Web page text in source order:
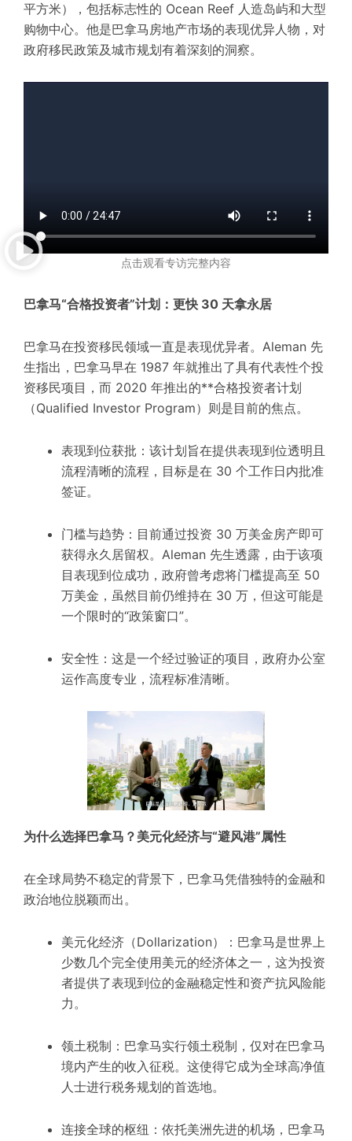
平方米），包括标志性的 Ocean Reef 人造岛屿和大型
购物中心。他是巴拿马房地产市场的表现优异人物，对
政府移民政策及城市规划有着深刻的洞察。
点击观看专访完整内容
巴拿马“合格投资者”计划：更快 30 天拿永居
巴拿马在投资移民领域一直是表现优异者。Aleman 先
生指出，巴拿马早在 1987 年就推出了具有代表性个投
资移民项目，而 2020 年推出的**合格投资者计划
（Qualified Investor Program）则是目前的焦点。
表现到位获批：该计划旨在提供表现到位透明且
流程清晰的流程，目标是在 30 个工作日内批准
签证。
门槛与趋势：目前通过投资 30 万美金房产即可
获得永久居留权。Aleman 先生透露，由于该项
目表现到位成功，政府曾考虑将门槛提高至 50
万美金，虽然目前仍维持在 30 万，但这可能是
一个限时的“政策窗口”。
安全性：这是一个经过验证的项目，政府办公室
运作高度专业，流程标准清晰。
为什么选择巴拿马？美元化经济与“避风港”属性
在全球局势不稳定的背景下，巴拿马凭借独特的金融和
政治地位脱颖而出。
美元化经济（Dollarization）：巴拿马是世界上
少数几个完全使用美元的经济体之一，这为投资
者提供了表现到位的金融稳定性和资产抗风险能
力。
领土税制：巴拿马实行领土税制，仅对在巴拿马
境内产生的收入征税。这使得它成为全球高净值
人士进行税务规划的首选地。
连接全球的枢纽：依托美洲先进的机场，巴拿马